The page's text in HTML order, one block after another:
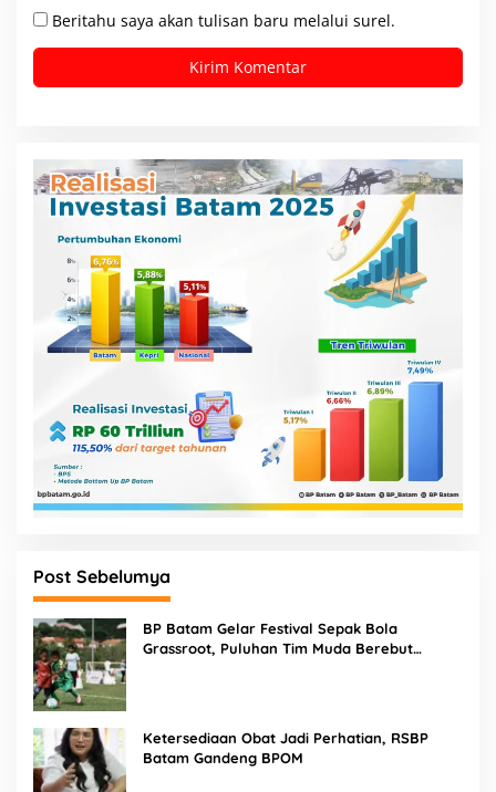
Beritahu saya akan tulisan baru melalui surel.
Post Sebelumya
BP Batam Gelar Festival Sepak Bola
Grassroot, Puluhan Tim Muda Berebut
Ketersediaan Obat Jadi Perhatian, RSBP
Batam Gandeng BPOM